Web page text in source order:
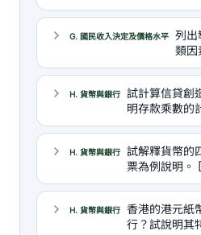
G. 國民收入決定及價格水平
列出
類因
H. 貨幣與銀行
試計算信貸創
明存款乘數的
H. 貨幣與銀行
試解釋貨幣的
票為例說明。
H. 貨幣與銀行
香港的港元紙
行？試說明其